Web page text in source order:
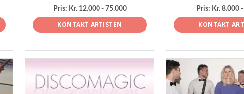
Pris: Kr. 12.000 - 75.000
KONTAKT ARTISTEN
Pris: Kr. 8.000
KONTAKT